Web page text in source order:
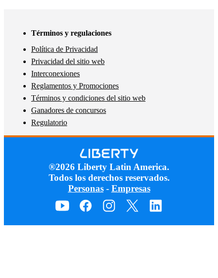
Términos y regulaciones
Política de Privacidad
Privacidad del sitio web
Interconexiones
Reglamentos y Promociones
Términos y condiciones del sitio web
Ganadores de concursos
Regulatorio
®2026 Liberty Latin America.
Todos los derechos reservados.
Personas- Empresas